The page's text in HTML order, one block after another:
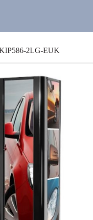
2LG-EUK